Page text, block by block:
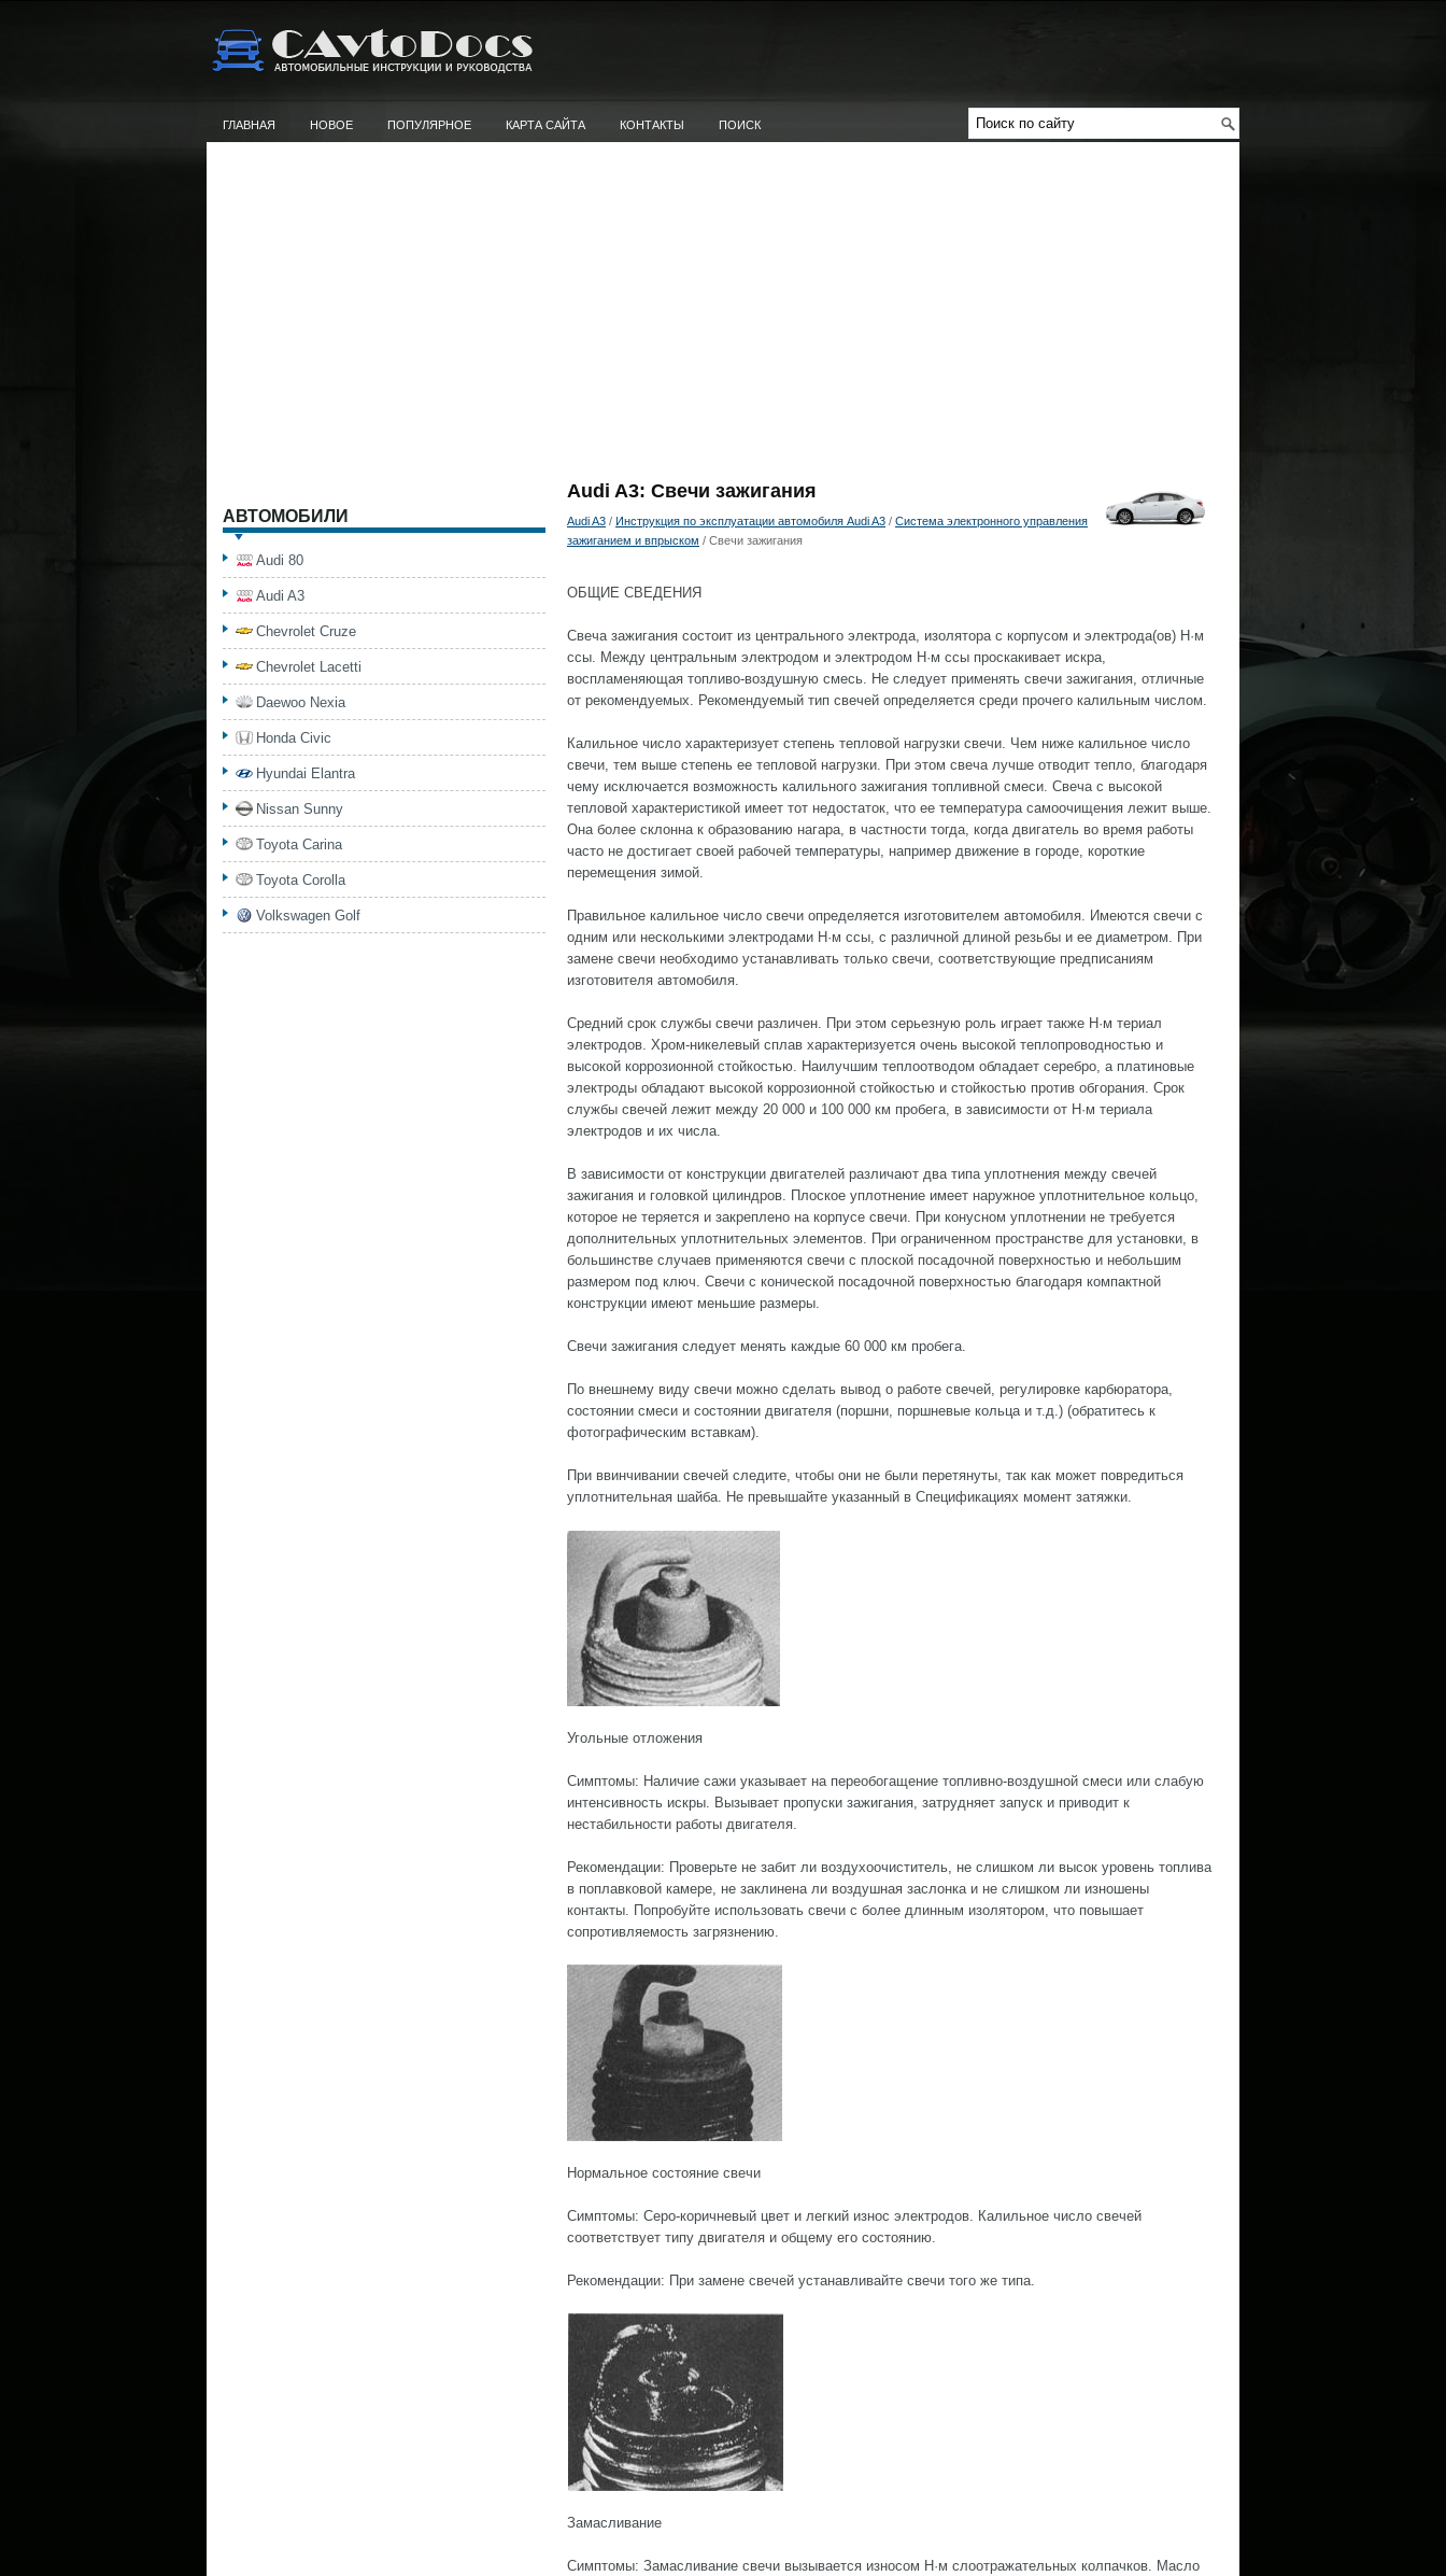
ГЛАВНАЯ НОВОЕ ПОПУЛЯРНОЕ КАРТА САЙТА КОНТАКТЫ ПОИСК
Audi A3: Свечи зажигания
Audi A3 / Инструкция по эксплуатации автомобиля Audi A3 / Система электронного управления
зажиганием и впрыском / Свечи зажигания
ОБЩИЕ СВЕДЕНИЯ
Свеча зажигания состоит из центрального электрода, изолятора с корпусом и электрода(ов) H·м
ссы. Между центральным электродом и электродом H·м ссы проскакивает искра,
воспламеняющая топливо-воздушную смесь. Не следует применять свечи зажигания, отличные
от рекомендуемых. Рекомендуемый тип свечей определяется среди прочего калильным числом.
Калильное число характеризует степень тепловой нагрузки свечи. Чем ниже калильное число
свечи, тем выше степень ее тепловой нагрузки. При этом свеча лучше отводит тепло, благодаря
чему исключается возможность калильного зажигания топливной смеси. Свеча с высокой
тепловой характеристикой имеет тот недостаток, что ее температура самоочищения лежит выше.
Она более склонна к образованию нагара, в частности тогда, когда двигатель во время работы
часто не достигает своей рабочей температуры, например движение в городе, короткие
перемещения зимой.
Правильное калильное число свечи определяется изготовителем автомобиля. Имеются свечи с
одним или несколькими электродами H·м ссы, с различной длиной резьбы и ее диаметром. При
замене свечи необходимо устанавливать только свечи, соответствующие предписаниям
изготовителя автомобиля.
Средний срок службы свечи различен. При этом серьезную роль играет также H·м териал
электродов. Хром-никелевый сплав характеризуется очень высокой теплопроводностью и
высокой коррозионной стойкостью. Наилучшим теплоотводом обладает серебро, а платиновые
электроды обладают высокой коррозионной стойкостью и стойкостью против обгорания. Срок
службы свечей лежит между 20 000 и 100 000 км пробега, в зависимости от H·м териала
электродов и их числа.
В зависимости от конструкции двигателей различают два типа уплотнения между свечей
зажигания и головкой цилиндров. Плоское уплотнение имеет наружное уплотнительное кольцо,
которое не теряется и закреплено на корпусе свечи. При конусном уплотнении не требуется
дополнительных уплотнительных элементов. При ограниченном пространстве для установки, в
большинстве случаев применяются свечи с плоской посадочной поверхностью и небольшим
размером под ключ. Свечи с конической посадочной поверхностью благодаря компактной
конструкции имеют меньшие размеры.
Свечи зажигания следует менять каждые 60 000 км пробега.
По внешнему виду свечи можно сделать вывод о работе свечей, регулировке карбюратора,
состоянии смеси и состоянии двигателя (поршни, поршневые кольца и т.д.) (обратитесь к
фотографическим вставкам).
При ввинчивании свечей следите, чтобы они не были перетянуты, так как может повредиться
уплотнительная шайба. Не превышайте указанный в Спецификациях момент затяжки.
Угольные отложения
Симптомы: Наличие сажи указывает на переобогащение топливно-воздушной смеси или слабую
интенсивность искры. Вызывает пропуски зажигания, затрудняет запуск и приводит к
нестабильности работы двигателя.
Рекомендации: Проверьте не забит ли воздухоочиститель, не слишком ли высок уровень топлива
в поплавковой камере, не заклинена ли воздушная заслонка и не слишком ли изношены
контакты. Попробуйте использовать свечи с более длинным изолятором, что повышает
сопротивляемость загрязнению.
Нормальное состояние свечи
Симптомы: Серо-коричневый цвет и легкий износ электродов. Калильное число свечей
соответствует типу двигателя и общему его состоянию.
Рекомендации: При замене свечей устанавливайте свечи того же типа.
Замасливание
Симптомы: Замасливание свечи вызывается износом H·м слоотражательных колпачков. Масло
АВТОМОБИЛИ
Audi 80
Audi A3
Chevrolet Cruze
Chevrolet Lacetti
Daewoo Nexia
Honda Civic
Hyundai Elantra
Nissan Sunny
Toyota Carina
Toyota Corolla
Volkswagen Golf